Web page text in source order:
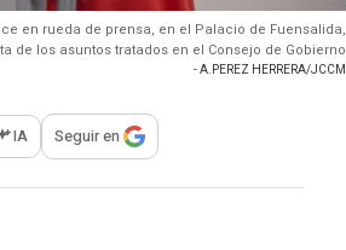
en rueda de prensa, en el Palacio de Fuensalida,
de los asuntos tratados en el Consejo de Gobierno
- A.PEREZ HERRERA/JCCM
para compartir
IA Seguir en